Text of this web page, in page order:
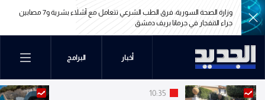
وزارة الصحة السورية: فرق الطب الشرعي تتعامل مع أشلاء بشرية و7 مصابين
جراء الانفجار في جرمانا بريف دمشق
جراء الانفجار في جرمانا بريف دمشق
أخبار البرامج
10:35